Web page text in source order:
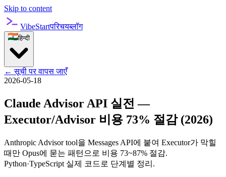
Skip to content
VibeStartपरिचयब्लॉग
हिन्दी
←सूची पर वापस जाएँ
2026-05-18
Claude Advisor API 실전 —
Executor/Advisor 비용 73% 절감 (2026)
Anthropic Advisor tool을 Messages API에 붙여 Executor가 막힐
때만 Opus에 묻는 패턴으로 비용 73~87% 절감.
Python·TypeScript 실제 코드로 단계별 정리.